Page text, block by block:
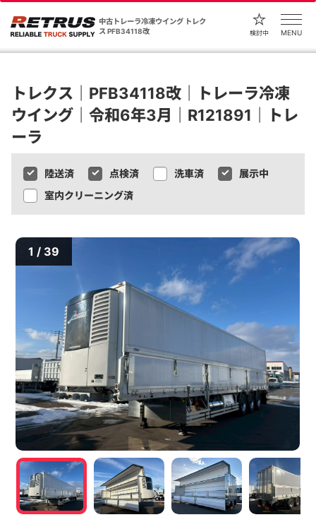
中古トレーラ冷凍ウイング トレク
ス PFB34118改
検討中 MENU
トレクス｜PFB34118改｜トレーラ冷凍
ウイング｜令和6年3月｜R121891｜トレ
ーラ
陸送済 点検済 洗車済
展示中
室内クリーニング済
1 / 39